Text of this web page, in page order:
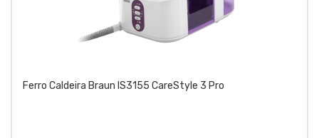
Ferro Caldeira Braun IS3155 CareStyle 3 Pro